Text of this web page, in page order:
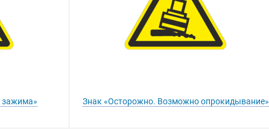
зажима» Знак «Осторожно. Возможно опрокидывание»